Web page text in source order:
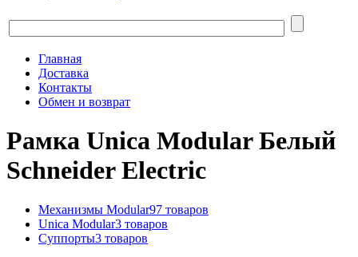
Главная
Доставка
Контакты
Обмен и возврат
Рамка Unica Modular Белый
Schneider Electric
Механизмы Modular97 товаров
Unica Modular3 товаров
Суппорты3 товаров